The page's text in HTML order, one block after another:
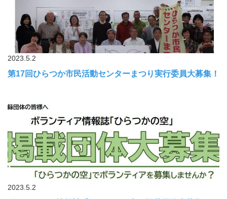
2023.5.2
第17回ひらつか市民活動センターまつり実行委員大募集！
2023.5.2